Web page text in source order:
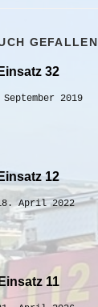
GEFALLEN
Einsatz 32
2019
Einsatz 12
April 2022
Einsatz 11